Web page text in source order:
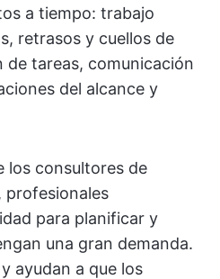
a tiempo: trabajo
retrasos y cuellos de
de tareas, comunicación
del alcance y
los consultores de
profesionales
para planificar y
una gran demanda.
ayudan a que los